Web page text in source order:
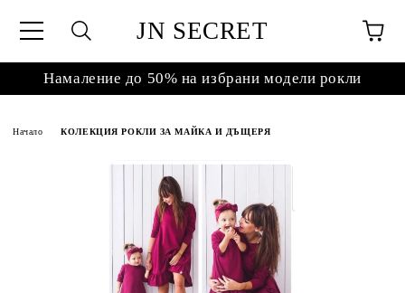
JN SECRET
Намаление до 50% на избрани модели рокли
Начало КОЛЕКЦИЯ РОКЛИ ЗА МАЙКА И ДЪЩЕРЯ